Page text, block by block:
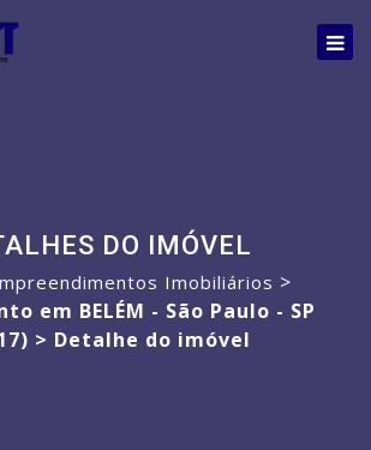
DO IMÓVEL
Imobiliários >
em BELÉM - São Paulo - SP
> Detalhe do imóvel